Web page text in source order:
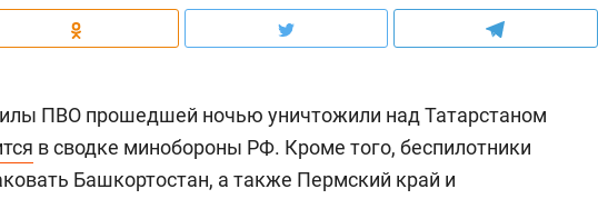
ПВО прошедшей ночью уничтожили над Татарстаном
в сводке минобороны РФ. Кроме того, беспилотники
Башкортостан, а также Пермский край и